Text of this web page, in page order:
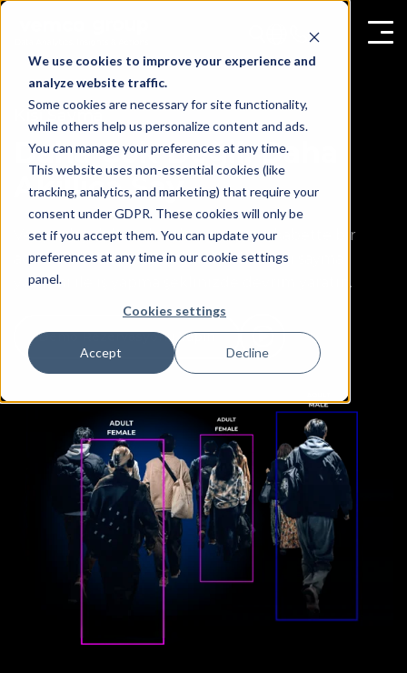
We use cookies to improve your experience and
analyze website traffic.
Some cookies are necessary for site functionality,
while others help us personalize content and ads.
You can manage your preferences at any time.
This website uses non-essential cookies (like
tracking, analytics, and marketing) that require your
consent under GDPR. These cookies will only be
set if you accept them. You can update your
preferences at any time in our cookie settings
panel.
Cookies settings
Accept Decline
Kişi Sayma
Daha Çok Değil, Daha
Akıllıca Say
Veriye dayalı kararlar almanızı ve rekabette bir
adım önde olmanızı sağlayan akıllı kişi sayma
yazılımı ile iş yapma şeklinizde devrim yaratın.
Demo Rezervasyonu Yapın